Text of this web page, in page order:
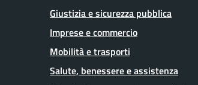
Giustizia e sicurezza pubblica
Imprese e commercio
Mobilità e trasporti
Salute, benessere e assistenza